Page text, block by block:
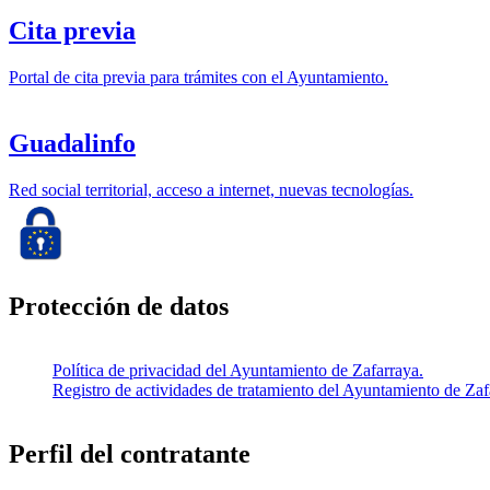
Cita previa
Portal de cita previa para trámites con el Ayuntamiento.
Guadalinfo
Red social territorial, acceso a internet, nuevas tecnologías.
Protección de datos
Política de privacidad del Ayuntamiento de Zafarraya.
Registro de actividades de tratamiento del Ayuntamiento de
Perfil del contratante